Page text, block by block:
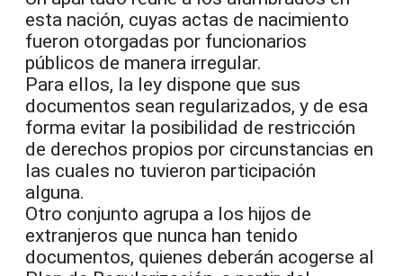
esta nación, cuyas actas de nacimiento
fueron otorgadas por funcionarios
públicos de manera irregular.
Para ellos, la ley dispone que sus
documentos sean regularizados, y de esa
forma evitar la posibilidad de restricción
de derechos propios por circunstancias en
las cuales no tuvieron participación
alguna.
Otro conjunto agrupa a los hijos de
extranjeros que nunca han tenido
documentos, quienes deberán acogerse al